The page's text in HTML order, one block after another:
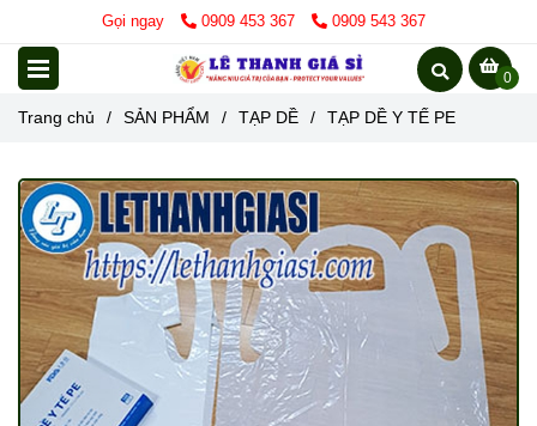
Gọi ngay 0909 453 367 0909 543 367
0
Trang chủ / SẢN PHẨM / TẠP DỀ / TẠP DỀ Y TẾ PE